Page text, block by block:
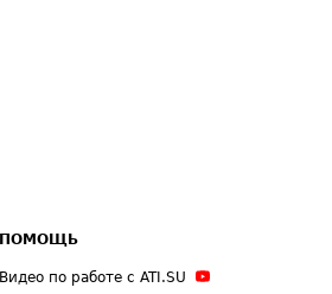
ПОМОЩЬ
Видео по работе с ATI.SU